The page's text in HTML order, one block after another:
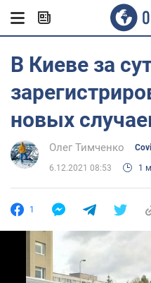
В Киеве за
новых
Олег Тимченко
6.12.2021 08:53 1
1